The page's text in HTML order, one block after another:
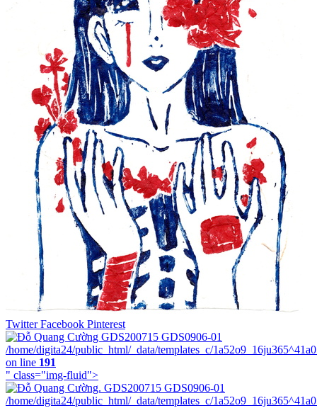
TwitterFacebook Pinterest
/home/digita24/public_html/_data/templates_c/
on line 191
" class="img-fluid">
/home/digita24/public_html/_data/templates_c/